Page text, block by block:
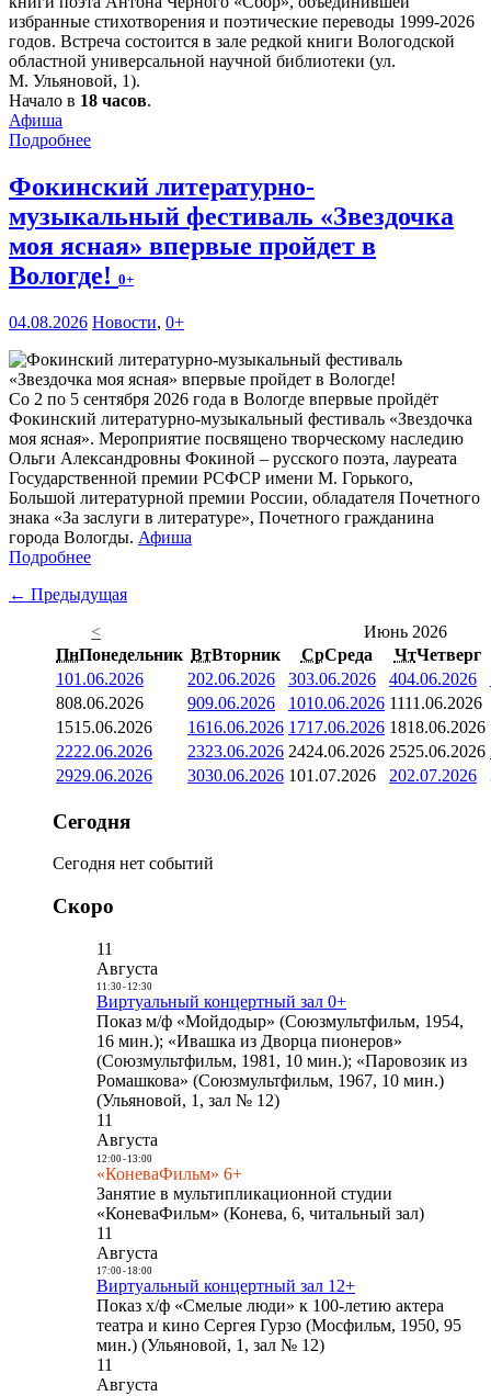
избранные стихотворения и поэтические переводы 1999-2026
годов. Встреча состоится в зале редкой книги Вологодской
областной универсальной научной библиотеки (ул.
М. Ульяновой, 1).
Начало в 18 часов.
Афиша
Подробнее
Фокинский литературно-
музыкальный фестиваль «Звездочка
моя ясная» впервые пройдет в
Вологде! 0+
04.08.2026 Новости, 0+
Со 2 по 5 сентября 2026 года в Вологде впервые пройдёт
Фокинский литературно-музыкальный фестиваль «Звездочка
моя ясная». Мероприятие посвящено творческому наследию
Ольги Александровны Фокиной – русского поэта, лауреата
Государственной премии РСФСР имени М. Горького,
Большой литературной премии России, обладателя Почетного
знака «За заслуги в литературе», Почетного гражданина
города Вологды. Афиша
Подробнее
← Предыдущая
<
Июнь 2026
ПнПонедельник ВтВторник СрСреда ЧтЧетверг
101.06.2026 202.06.2026 303.06.2026 404.06.2026
808.06.2026 909.06.2026 1010.06.2026 1111.06.2026
1515.06.2026 1616.06.2026 1717.06.2026 1818.06.2026
2222.06.2026 2323.06.2026 2424.06.2026 2525.06.2026
2929.06.2026 3030.06.2026 101.07.2026 202.07.2026
Сегодня
Сегодня нет событий
Скоро
11
Августа
11:30- 12:30
Виртуальный концертный зал 0+
Показ м/ф «Мойдодыр» (Союзмультфильм, 1954,
16 мин.); «Ивашка из Дворца пионеров»
(Союзмультфильм, 1981, 10 мин.); «Паровозик из
Ромашкова» (Союзмультфильм, 1967, 10 мин.)
(Ульяновой, 1, зал № 12)
11
Августа
12:00- 13:00
«КоневаФильм» 6+
Занятие в мультипликационной студии
«КоневаФильм» (Конева, 6, читальный зал)
11
Августа
17:00- 18:00
Виртуальный концертный зал 12+
Показ х/ф «Смелые люди» к 100-летию актера
театра и кино Сергея Гурзо (Мосфильм, 1950, 95
мин.) (Ульяновой, 1, зал № 12)
11
Августа